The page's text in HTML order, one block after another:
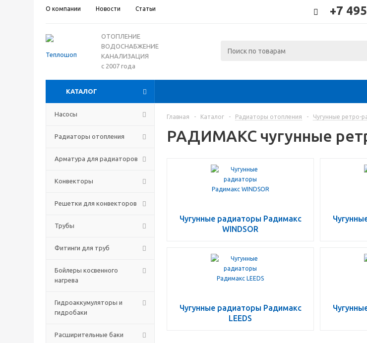
О компании Новости Статьи +7
ОТОПЛЕНИЕ
ВОДОСНАБЖЕНИЕ
КАНАЛИЗАЦИЯ
с 2007 года
КАТАЛОГ
Насосы
Радиаторы отопления
Арматура для радиаторов
Конвекторы
Решетки для конвекторов
Трубы
Фитинги для труб
Бойлеры косвенного
нагрева
Гидроаккумуляторы и
гидробаки
Расширительные баки
Главная - Каталог - Радиаторы отопления - Чугунные ретро-
РАДИМАКС чугунные
Чугунные радиаторы Радимакс
WINDSOR
Чугунные радиаторы Радимакс
LEEDS